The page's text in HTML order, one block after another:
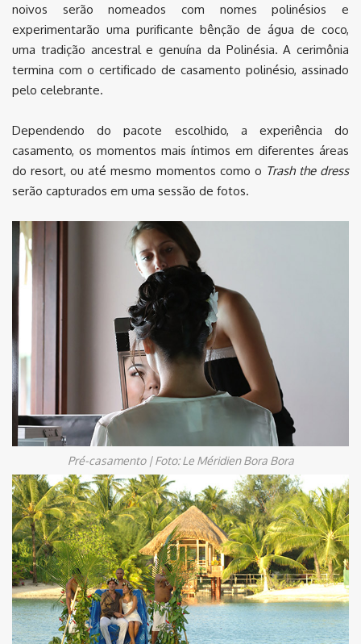
noivos serão nomeados com nomes polinésios e
experimentarão uma purificante bênção de água de coco,
uma tradição ancestral e genuína da Polinésia. A cerimônia
termina com o certificado de casamento polinésio, assinado
pelo celebrante.
Dependendo do pacote escolhido, a experiência do
casamento, os momentos mais íntimos em diferentes áreas
do resort, ou até mesmo momentos como o Trash the dress
serão capturados em uma sessão de fotos.
Pré-casamento | Foto: Le Méridien Bora Bora